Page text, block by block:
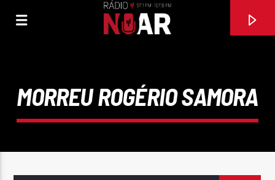
MORREU ROGÉRIO SAMORA